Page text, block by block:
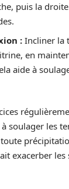
puis la
: Incliner la
en
aide à
soulager les
exacerber les